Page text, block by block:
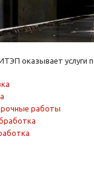
оказывает услуги
работы